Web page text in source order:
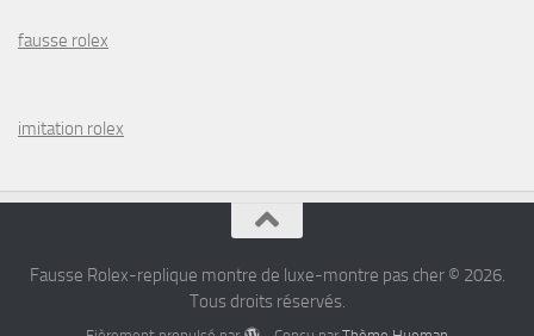
fausse rolex
imitation rolex
Fausse Rolex-replique montre de luxe-montre pas cher © 2026.
Tous droits réservés.